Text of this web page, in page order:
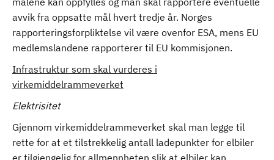
avvik fra oppsatte mål hvert tredje år. Norges
rapporteringsforpliktelse vil være ovenfor ESA, mens EU
medlemslandene rapporterer til EU kommisjonen.
Infrastruktur som skal vurderes i
virkemiddelrammeverket
Elektrisitet
Gjennom virkemiddelrammeverket skal man legge til
rette for at et tilstrekkelig antall ladepunkter for elbiler
er tilgjengelig for allmennheten slik at elbiler kan